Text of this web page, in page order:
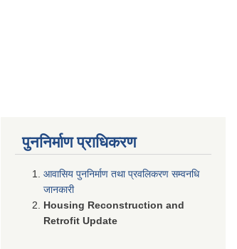
पुननिर्माण प्राधिकरण
आवासिय पुननिर्माण तथा प्रवलिकरण सम्वनधि
जानकारी
Housing Reconstruction and
Retrofit Update